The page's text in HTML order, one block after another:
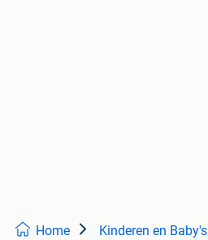
Home Kinderen en Baby's